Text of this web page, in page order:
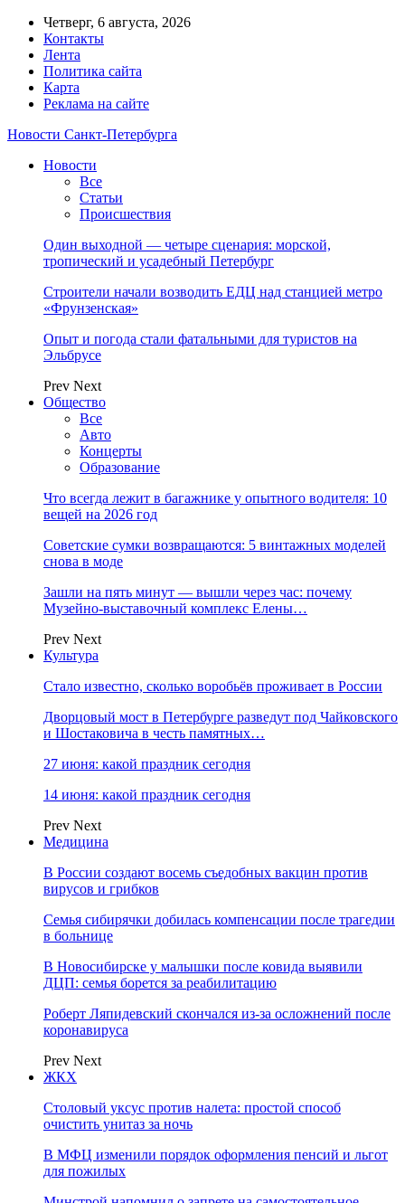
Четверг, 6 августа, 2026
Контакты
Лента
Политика сайта
Карта
Реклама на сайте
Новости Санкт-Петербурга
Новости
Все
Статьи
Происшествия
Один выходной — четыре сценария: морской,
тропический и усадебный Петербург
Строители начали возводить ЕДЦ над станцией метро
«Фрунзенская»
Опыт и погода стали фатальными для туристов на
Эльбрусе
Prev Next
Общество
Все
Авто
Концерты
Образование
Что всегда лежит в багажнике у опытного водителя: 10
вещей на 2026 год
Советские сумки возвращаются: 5 винтажных моделей
снова в моде
Зашли на пять минут — вышли через час: почему
Музейно-выставочный комплекс Елены…
Prev Next
Культура
Стало известно, сколько воробьёв проживает в России
Дворцовый мост в Петербурге разведут под Чайковского
и Шостаковича в честь памятных…
27 июня: какой праздник сегодня
14 июня: какой праздник сегодня
Prev Next
Медицина
В России создают восемь съедобных вакцин против
вирусов и грибков
Семья сибирячки добилась компенсации после трагедии
в больнице
В Новосибирске у малышки после ковида выявили
ДЦП: семья борется за реабилитацию
Роберт Ляпидевский скончался из-за осложнений после
коронавируса
Prev Next
ЖКХ
Столовый уксус против налета: простой способ
очистить унитаз за ночь
В МФЦ изменили порядок оформления пенсий и льгот
для пожилых